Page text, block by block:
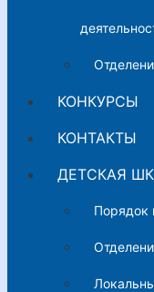
КОНКУРСЫ
КОНТАКТЫ
ДЕТСКАЯ
Порядок